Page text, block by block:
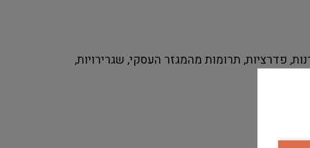
פדרציות, תרומות מהמגזר העסקי, שגרירויות,